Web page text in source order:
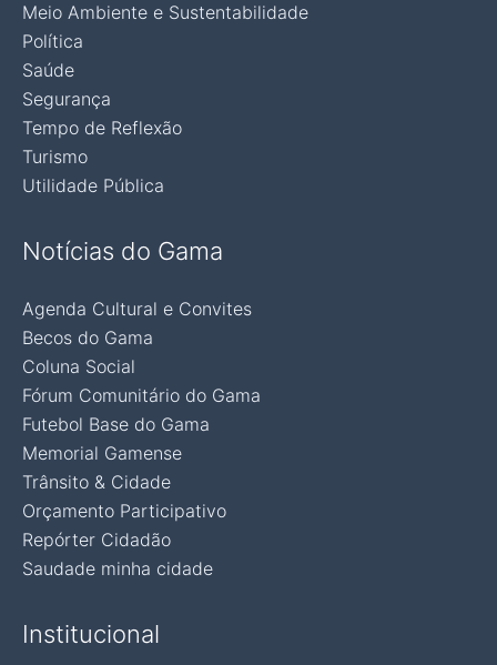
Meio Ambiente e Sustentabilidade
Política
Saúde
Segurança
Tempo de Reflexão
Turismo
Utilidade Pública
Notícias do Gama
Agenda Cultural e Convites
Becos do Gama
Coluna Social
Fórum Comunitário do Gama
Futebol Base do Gama
Memorial Gamense
Trânsito & Cidade
Orçamento Participativo
Repórter Cidadão
Saudade minha cidade
Institucional